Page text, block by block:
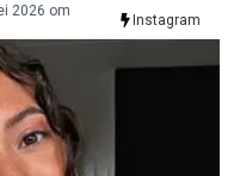
2026 om
Instagram